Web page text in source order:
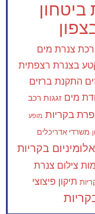
ביטחון
צנרת מים
בצנרת רצפתית
התקנת ברזים
מים זגגות רכב
בקריות מופע
משרדי אדריכלים
בקריות
צילום צנרת
תיקון פיצוצי